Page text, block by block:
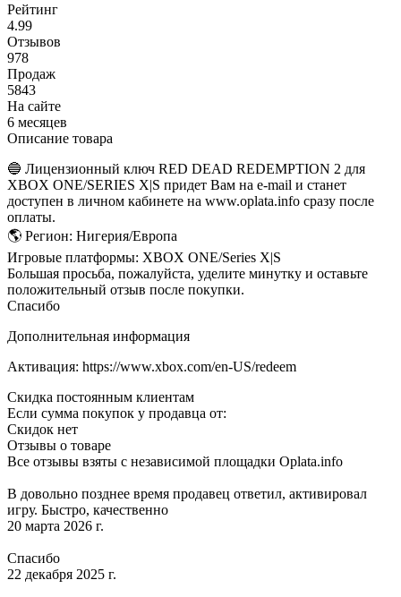
Рейтинг
4.99
Отзывов
978
Продаж
5843
На сайте
6 месяцев
Описание товара
🔵 Лицензионный ключ RED DEAD REDEMPTION 2 для
XBOX ONE/SERIES X|S придет Вам на e-mail и станет
доступен в личном кабинете на www.oplata.info сразу после
оплаты.
🌎 Регион: Нигерия/Eвропа
Игровые платформы: XBOX ONE/Series X|S
Большая просьба, пожалуйста, уделите минутку и оставьте
положительный отзыв после покупки.
Спасибо
Дополнительная информация
Активация: https://www.xbox.com/en-US/redeem
Скидка постоянным клиентам
Если сумма покупок у продавца от:
Скидок нет
Отзывы о товаре
Все отзывы взяты с независимой площадки Oplata.info
В довольно позднее время продавец ответил, активировал
игру. Быстро, качественно
20 марта 2026 г.
Спасибо
22 декабря 2025 г.